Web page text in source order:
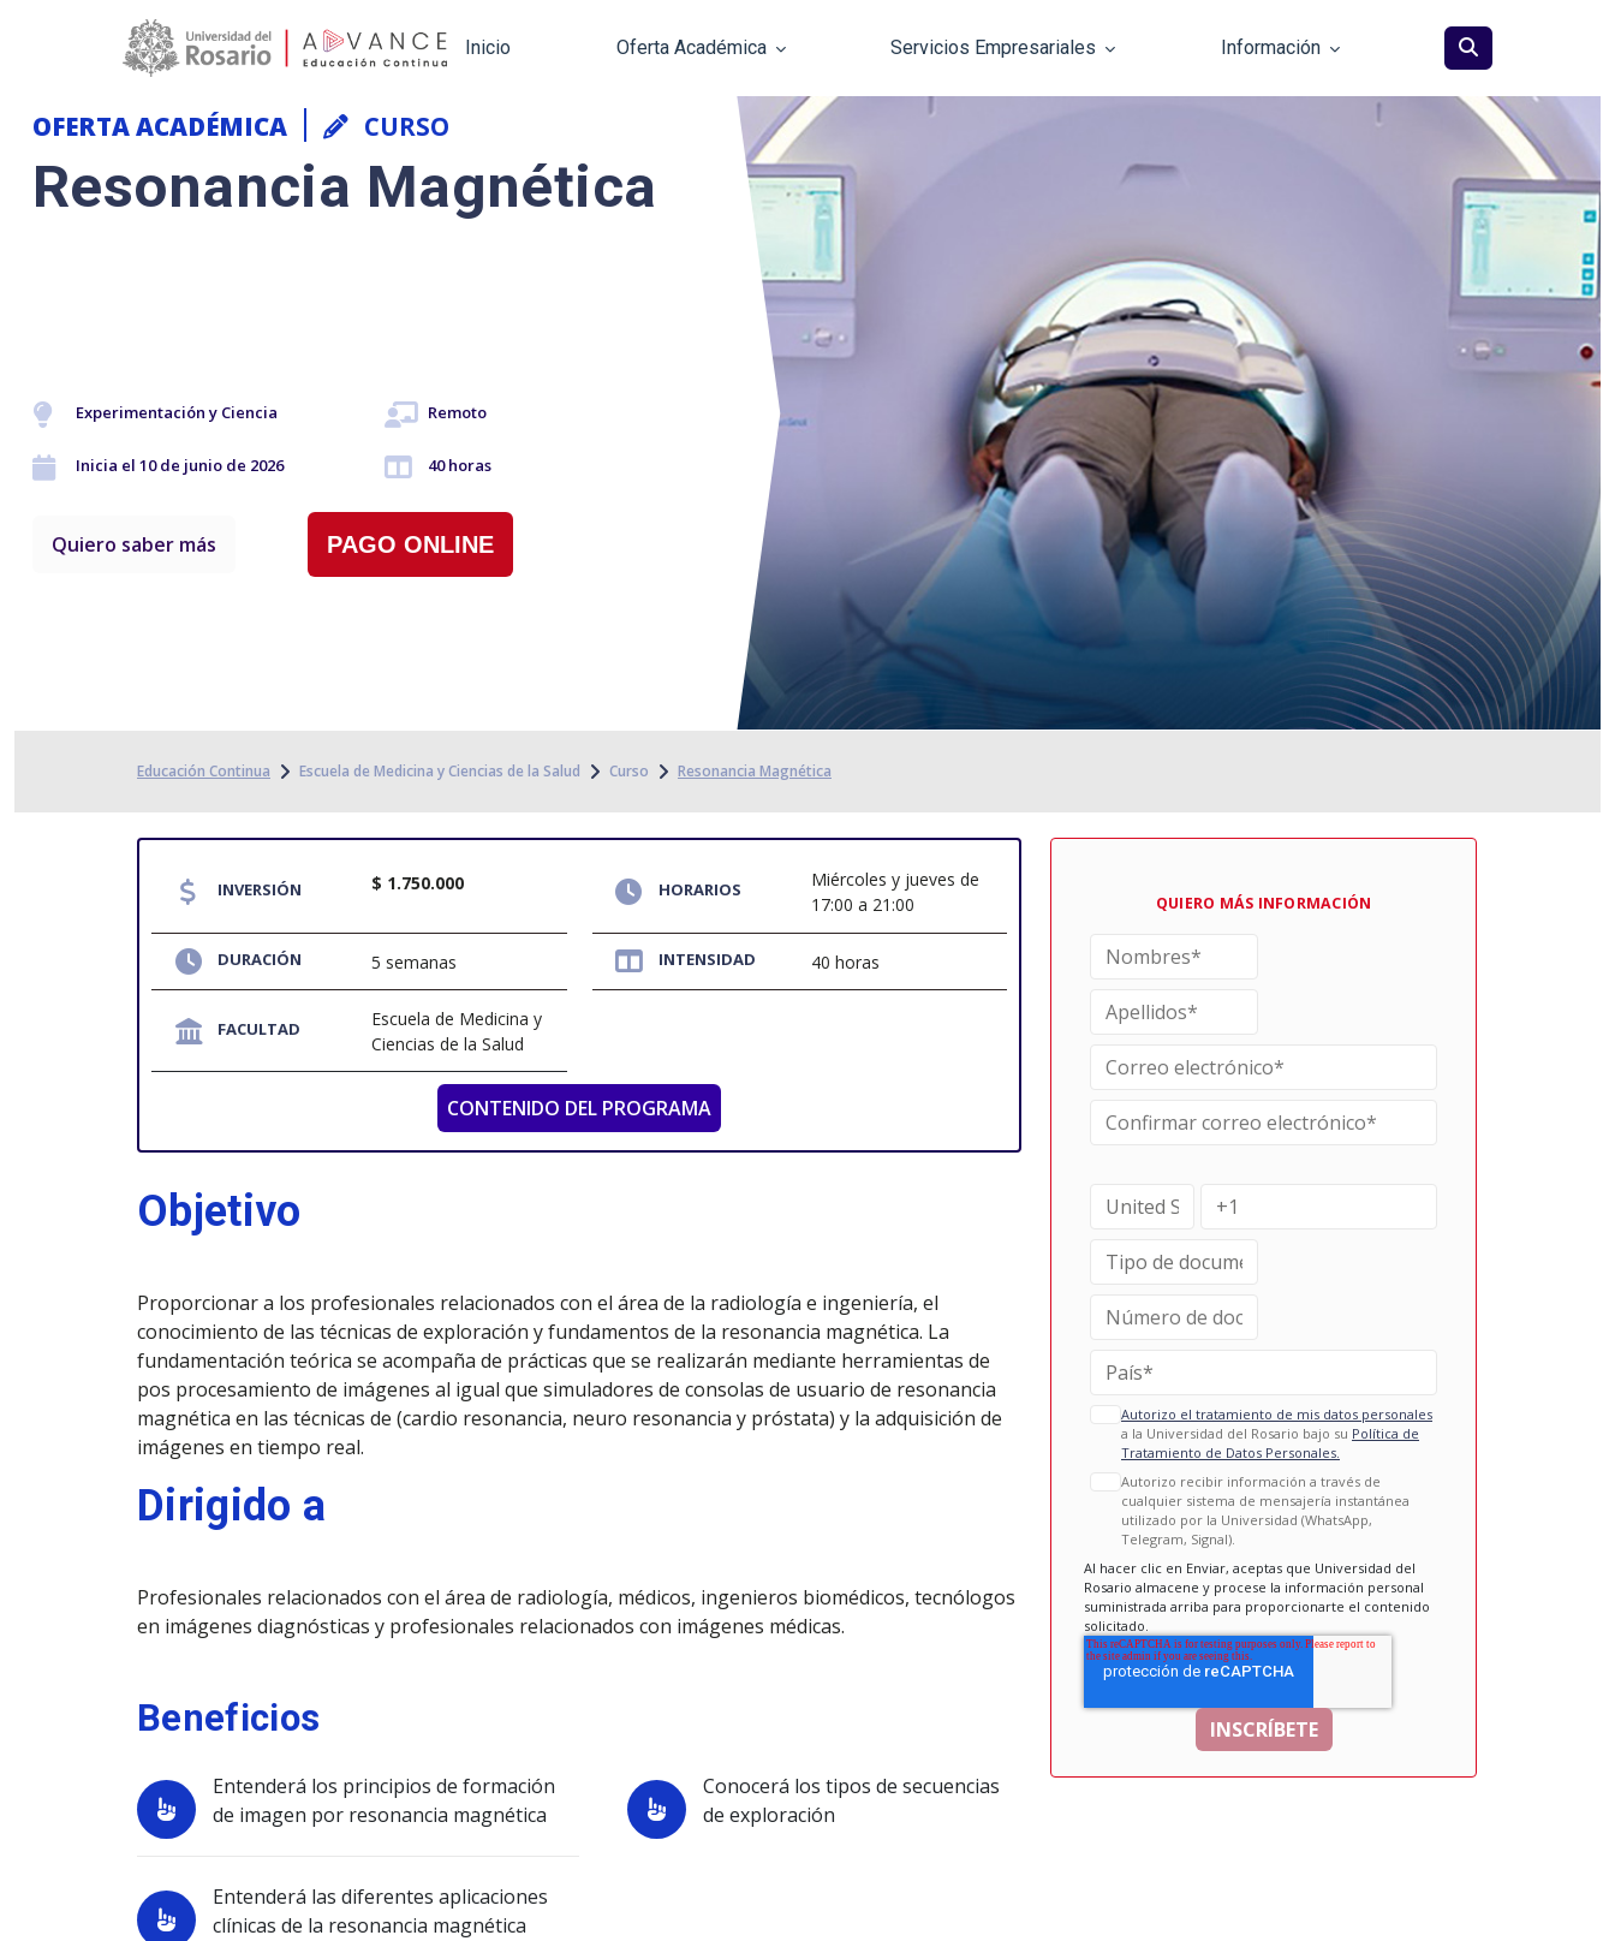
Pasar al contenido principal
Main navigation
Inicio Oferta Académica Servicios Empresariales Información
OFERTA ACADÉMICA CURSO
Resonancia Magnética
Experimentación y Ciencia Remoto
Inicia el 10 de junio de 2026 40 horas
Quiero saber más PAGO ONLINE
Educación Continua Escuela de Medicina y Ciencias de la Salud Curso Resonancia Magnética
INVERSIÓN $ 1.750.000 HORARIOS
Miércoles y jueves de
17:00 a 21:00
DURACIÓN 5 semanas INTENSIDAD 40 horas
FACULTAD
Escuela de Medicina y
Ciencias de la Salud
CONTENIDO DEL PROGRAMA
Objetivo
Proporcionar a los profesionales relacionados con el área de la radiología e ingeniería, el
conocimiento de las técnicas de exploración y fundamentos de la resonancia magnética. La
fundamentación teórica se acompaña de prácticas que se realizarán mediante herramientas de
pos procesamiento de imágenes al igual que simuladores de consolas de usuario de resonancia
magnética en las técnicas de (cardio resonancia, neuro resonancia y próstata) y la adquisición de
imágenes en tiempo real.
Dirigido a
Profesionales relacionados con el área de radiología, médicos, ingenieros biomédicos, tecnólogos
en imágenes diagnósticas y profesionales relacionados con imágenes médicas.
Beneficios
Entenderá los principios de formación
de imagen por resonancia magnética
Conocerá los tipos de secuencias
de exploración
Entenderá las diferentes aplicaciones
clínicas de la resonancia magnética
QUIERO MÁS INFORMACIÓN
Autorizo el tratamiento de mis datos personales
a la Universidad del Rosario bajo su Política de
Tratamiento de Datos Personales.
Autorizo recibir información a través de
cualquier sistema de mensajería instantánea
utilizado por la Universidad (WhatsApp,
Telegram, Signal).
Al hacer clic en Enviar, aceptas que Universidad del
Rosario almacene y procese la información personal
suministrada arriba para proporcionarte el contenido
solicitado.